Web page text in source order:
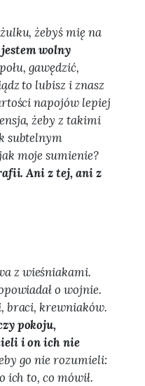
żebyś mię na
jestem wolny
gawędzić,
to lubisz i znasz
napojów lepiej
żeby z takimi
subtelnym
moje sumienie?
Ani z tej, ani z
z wieśniakami.
o wojnie.
braci, krewniaków.
pokoju,
i on ich nie
go nie rozumieli:
ich to, co mówił.